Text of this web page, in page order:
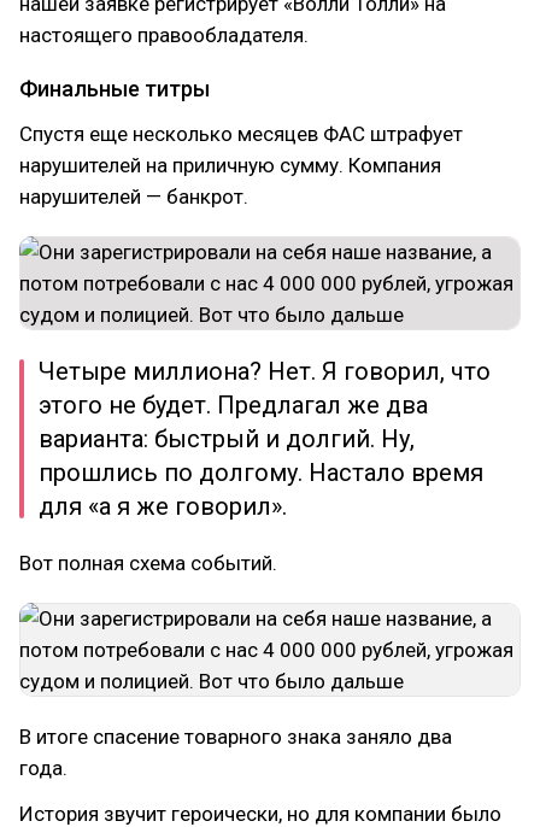
настоящего правообладателя.
Финальные титры
Спустя еще несколько месяцев ФАС штрафует
нарушителей на приличную сумму. Компания
нарушителей — банкрот.
Четыре миллиона? Нет. Я говорил, что
этого не будет. Предлагал же два
варианта: быстрый и долгий. Ну,
прошлись по долгому. Настало время
для «а я же говорил».
Вот полная схема событий.
В итоге спасение товарного знака заняло два
года.
История звучит героически, но для компании было